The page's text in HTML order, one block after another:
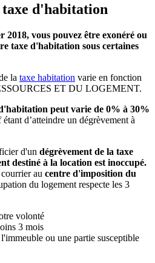
d'habitation
vous pouvez être exonéré ou
taxe d'habitation sous certaines
la taxe habitation varie en fonction
ET DU LOGEMENT.
peut varie de 0% à 30%
étant d’atteindre un dégrèvement à
d'un dégrèvement de la taxe
destiné à la location est inoccupé.
au centre d'imposition du
du logement respecte les 3
volonté
3 mois
ou une partie susceptible